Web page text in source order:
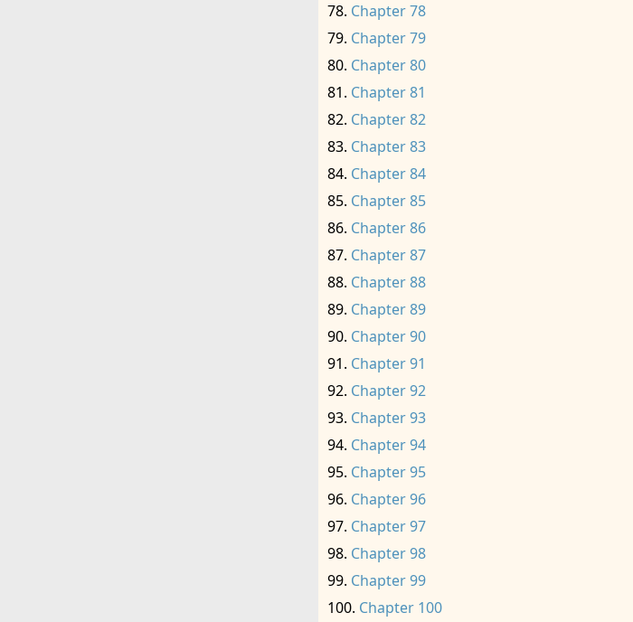
Chapter 78
Chapter 79
Chapter 80
Chapter 81
Chapter 82
Chapter 83
Chapter 84
Chapter 85
Chapter 86
Chapter 87
Chapter 88
Chapter 89
Chapter 90
Chapter 91
Chapter 92
Chapter 93
Chapter 94
Chapter 95
Chapter 96
Chapter 97
Chapter 98
Chapter 99
Chapter 100